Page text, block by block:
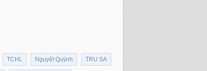
TCHL Nguyệt Quỳnh TRU SA